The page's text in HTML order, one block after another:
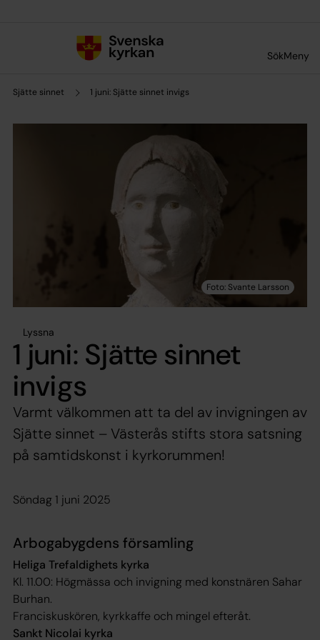
SökMeny
Sjätte sinnet 1 juni: Sjätte sinnet invigs
Lyssna
1 juni: Sjätte sinnet
invigs
Varmt välkommen att ta del av invigningen av
Sjätte sinnet – Västerås stifts stora satsning
på samtidskonst i kyrkorummen!
Söndag 1 juni 2025
Arbogabygdens församling
Heliga Trefaldighets kyrka
Kl. 11.00: Högmässa och invigning med konstnären Sahar
Burhan.
Franciskuskören, kyrkkaffe och mingel efteråt.
Sankt Nicolai kyrka